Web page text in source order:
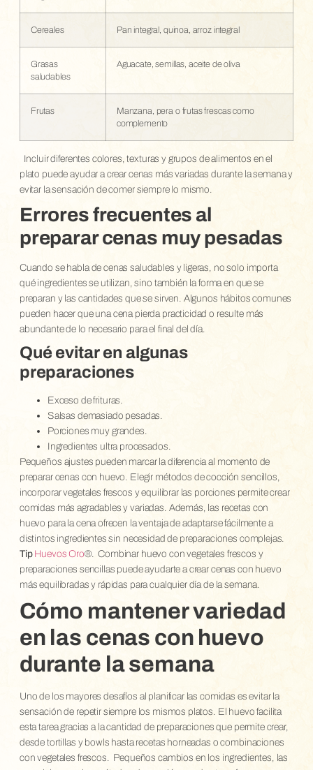
Cereales Pan integral, quinoa, arroz integral
Grasas
saludables
Aguacate, semillas, aceite de oliva
Frutas
Manzana, pera o frutas frescas como
complemento
Incluir diferentes colores, texturas y grupos de alimentos en el
plato puede ayudar a crear cenas más variadas durante la semana y
evitar la sensación de comer siempre lo mismo.
Errores frecuentes al
preparar cenas muy pesadas
Cuando se habla de cenas saludables y ligeras, no solo importa
qué ingredientes se utilizan, sino también la forma en que se
preparan y las cantidades que se sirven. Algunos hábitos comunes
pueden hacer que una cena pierda practicidad o resulte más
abundante de lo necesario para el final del día.
Qué evitar en algunas
preparaciones
Exceso de frituras.
Salsas demasiado pesadas.
Porciones muy grandes.
Ingredientes ultra procesados.
Pequeños ajustes pueden marcar la diferencia al momento de
preparar cenas con huevo. Elegir métodos de cocción sencillos,
incorporar vegetales frescos y equilibrar las porciones permite crear
comidas más agradables y variadas. Además, las recetas con
huevo para la cena ofrecen la ventaja de adaptarse fácilmente a
distintos ingredientes sin necesidad de preparaciones complejas.
Tip Huevos Oro®.
Combinar huevo con vegetales frescos y
preparaciones sencillas puede ayudarte a crear cenas con huevo
más equilibradas y rápidas para cualquier día de la semana.
Cómo mantener variedad
en las cenas con huevo
durante la semana
Uno de los mayores desafíos al planificar las comidas es evitar la
sensación de repetir siempre los mismos platos. El huevo facilita
esta tarea gracias a la cantidad de preparaciones que permite crear,
desde tortillas y bowls hasta recetas horneadas o combinaciones
con vegetales frescos.
Pequeños cambios en los ingredientes, las